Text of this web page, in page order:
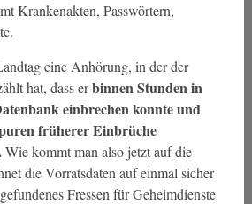
Krankenakten, Passwörtern,
eine Anhörung, in der der
hat, dass erbinnen Stunden in
einbrechen konnte und
früherer Einbrüche
Wie kommt man also jetzt auf die
die Vorratsdaten auf einmal sicher
Fressen für Geheimdienste